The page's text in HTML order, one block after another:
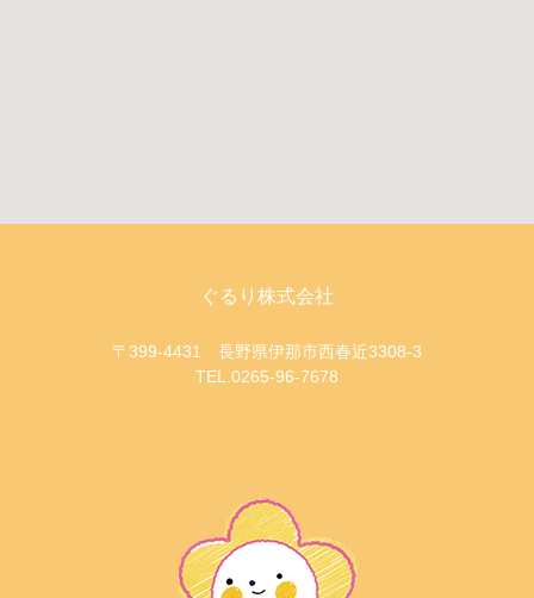
ぐるり株式会社
〒399-4431 長野県伊那市西春近3308-3
TEL.0265-96-7678